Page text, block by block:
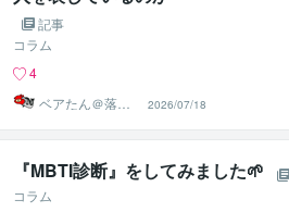
記事
コラム
4
ベアたん＠落書
きイラストレー
ター
2026/07/18
『MBTI診断』をしてみました🌱
コラム